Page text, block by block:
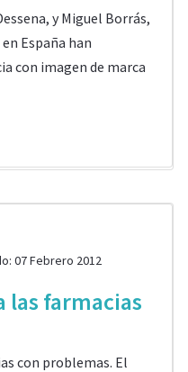
y Miguel Borrás,
España han
con imagen de marca
07 Febrero 2012
las farmacias
con problemas. El